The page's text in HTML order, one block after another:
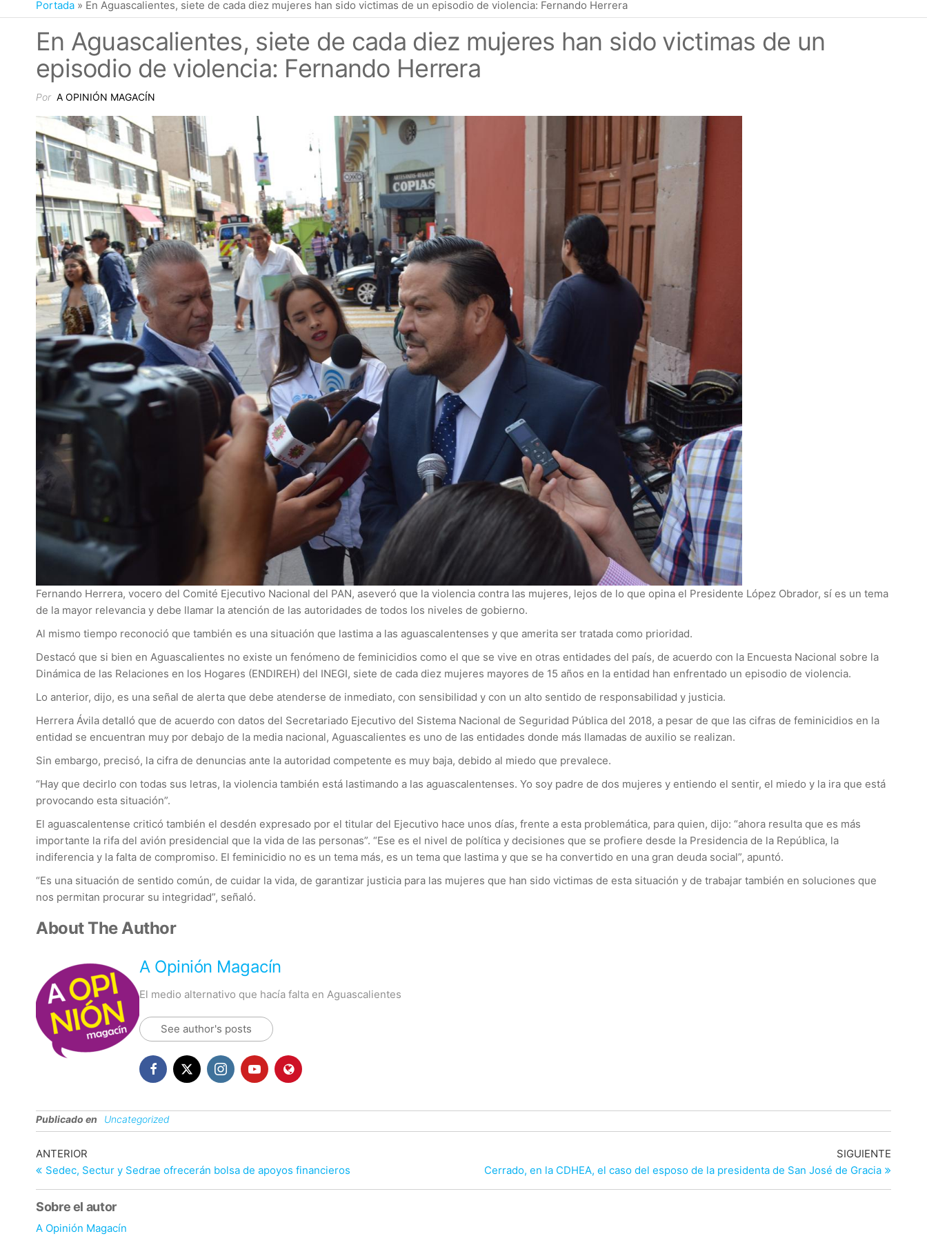
Portada » En Aguascalientes, siete de cada diez mujeres han sido victimas de un episodio de violencia: Fernando Herrera
En Aguascalientes, siete de cada diez mujeres han sido victimas de un
episodio de violencia: Fernando Herrera
Por A OPINIÓN MAGACÍN
Fernando Herrera, vocero del Comité Ejecutivo Nacional del PAN, aseveró que la violencia contra las mujeres, lejos de lo que opina el Presidente López Obrador, sí es un tema
de la mayor relevancia y debe llamar la atención de las autoridades de todos los niveles de gobierno.
Al mismo tiempo reconoció que también es una situación que lastima a las aguascalentenses y que amerita ser tratada como prioridad.
Destacó que si bien en Aguascalientes no existe un fenómeno de feminicidios como el que se vive en otras entidades del país, de acuerdo con la Encuesta Nacional sobre la
Dinámica de las Relaciones en los Hogares (ENDIREH) del INEGI, siete de cada diez mujeres mayores de 15 años en la entidad han enfrentado un episodio de violencia.
Lo anterior, dijo, es una señal de alerta que debe atenderse de inmediato, con sensibilidad y con un alto sentido de responsabilidad y justicia.
Herrera Ávila detalló que de acuerdo con datos del Secretariado Ejecutivo del Sistema Nacional de Seguridad Pública del 2018, a pesar de que las cifras de feminicidios en la
entidad se encuentran muy por debajo de la media nacional, Aguascalientes es uno de las entidades donde más llamadas de auxilio se realizan.
Sin embargo, precisó, la cifra de denuncias ante la autoridad competente es muy baja, debido al miedo que prevalece.
“Hay que decirlo con todas sus letras, la violencia también está lastimando a las aguascalentenses. Yo soy padre de dos mujeres y entiendo el sentir, el miedo y la ira que está
provocando esta situación”.
El aguascalentense criticó también el desdén expresado por el titular del Ejecutivo hace unos días, frente a esta problemática, para quien, dijo: “ahora resulta que es más
importante la rifa del avión presidencial que la vida de las personas”. “Ese es el nivel de política y decisiones que se profiere desde la Presidencia de la República, la
indiferencia y la falta de compromiso. El feminicidio no es un tema más, es un tema que lastima y que se ha convertido en una gran deuda social”, apuntó.
“Es una situación de sentido común, de cuidar la vida, de garantizar justicia para las mujeres que han sido victimas de esta situación y de trabajar también en soluciones que
nos permitan procurar su integridad”, señaló.
About The Author
A Opinión Magacín
El medio alternativo que hacía falta en Aguascalientes
See author's posts
Publicado en Uncategorized
Navegación
de
entradas
Entrada
anterior
ANTERIOR
Sedec, Sectur y Sedrae ofrecerán bolsa de apoyos financieros
SIGUIENTE
Cerrado, en la CDHEA, el caso del esposo de la presidenta de San José de Gracia
Sobre el autor
A Opinión Magacín